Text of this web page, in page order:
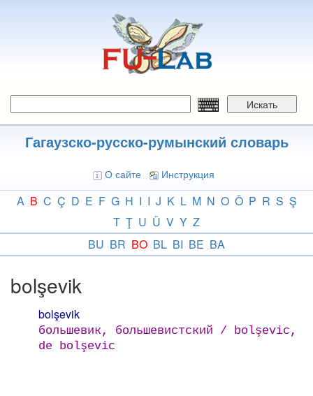
Искать
Гагаузско-русско-румынский словарь
О сайте Инструкция
A B C Ç D E F G H I I J K L M N O Ö P R S Ş
T Ţ U Ü V Y Z
BU BR BO BL BI BE BA
bolşevik
bolşevik
большевик, большевистский / bolşevic,
de bolşevic